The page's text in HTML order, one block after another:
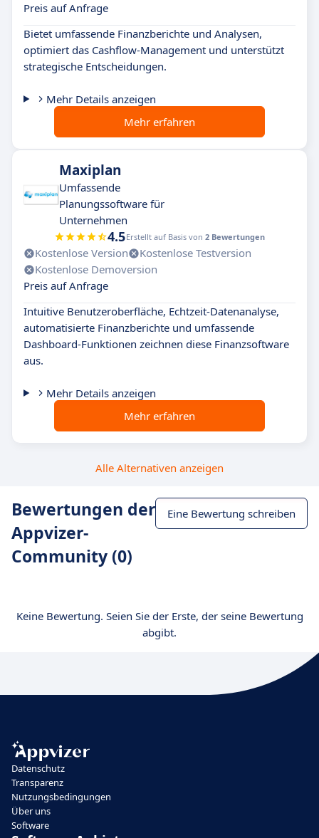
Preis auf Anfrage
Bietet umfassende Finanzberichte und Analysen,
optimiert das Cashflow-Management und unterstützt
strategische Entscheidungen.
Mehr Details anzeigen
Mehr erfahren
Maxiplan
Umfassende
Planungssoftware für
Unternehmen
4.5Erstellt auf Basis von 2 Bewertungen
Kostenlose Version
Kostenlose Testversion
Kostenlose Demoversion
Preis auf Anfrage
Intuitive Benutzeroberfläche, Echtzeit-Datenanalyse,
automatisierte Finanzberichte und umfassende
Dashboard-Funktionen zeichnen diese Finanzsoftware
aus.
Mehr Details anzeigen
Mehr erfahren
Alle Alternativen anzeigen
Bewertungen der
Appvizer-
Community (0)
Eine Bewertung schreiben
Keine Bewertung. Seien Sie der Erste, der seine Bewertung
abgibt.
Datenschutz
Transparenz
Nutzungsbedingungen
Über uns
Software